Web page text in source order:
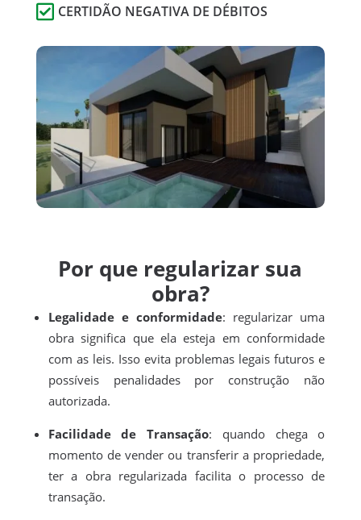
 CERTIDÃO NEGATIVA DE DÉBITOS
Por que regularizar sua
obra?
Legalidade e conformidade: regularizar uma
obra significa que ela esteja em conformidade
com as leis. Isso evita problemas legais futuros e
possíveis penalidades por construção não
autorizada.
Facilidade de Transação: quando chega o
momento de vender ou transferir a propriedade,
ter a obra regularizada facilita o processo de
transação.